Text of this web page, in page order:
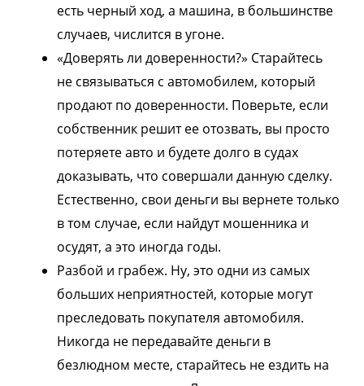
есть черный ход, а машина, в большинстве
случаев, числится в угоне.
«Доверять ли доверенности?» Старайтесь
не связываться с автомобилем, который
продают по доверенности. Поверьте, если
собственник решит ее отозвать, вы просто
потеряете авто и будете долго в судах
доказывать, что совершали данную сделку.
Естественно, свои деньги вы вернете только
в том случае, если найдут мошенника и
осудят, а это иногда годы.
Разбой и грабеж. Ну, это одни из самых
больших неприятностей, которые могут
преследовать покупателя автомобиля.
Никогда не передавайте деньги в
безлюдном месте, старайтесь не ездить на